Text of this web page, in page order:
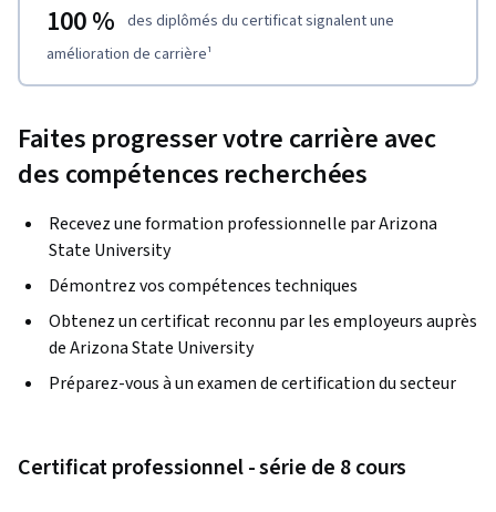
Faites progresser votre carrière avec
des compétences recherchées
Recevez une formation professionnelle par Arizona
State University
Démontrez vos compétences techniques
Obtenez un certificat reconnu par les employeurs auprès
de Arizona State University
Préparez-vous à un examen de certification du secteur
100 % des diplômés du certificat signalent une
amélioration de carrière¹
Certificat professionnel - série de 8 cours